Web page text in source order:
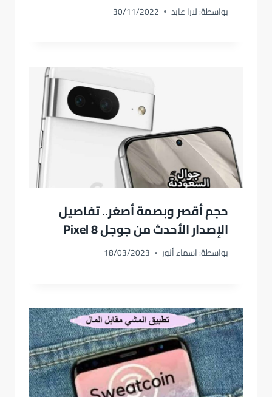
بواسطة:لارا عابد 30/11/2022
حجم أقصر وبصمة أصغر.. تفاصيل
الإصدار الأحدث من جوجل Pixel 8
بواسطة:اسماء أنور 18/03/2023